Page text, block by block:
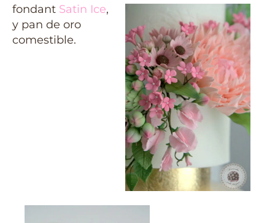
fondant Satin Ice,
y pan de oro
comestible.